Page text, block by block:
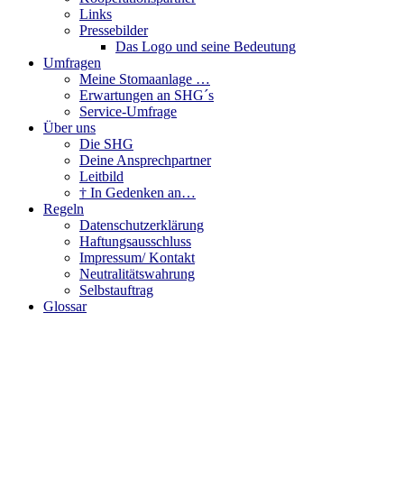
Links
Pressebilder
Das Logo und seine Bedeutung
Umfragen
Meine Stomaanlage …
Erwartungen an SHG´s
Service-Umfrage
Über uns
Die SHG
Deine Ansprechpartner
Leitbild
† In Gedenken an…
Regeln
Datenschutzerklärung
Haftungsausschluss
Impressum/ Kontakt
Neutralitätswahrung
Selbstauftrag
Glossar